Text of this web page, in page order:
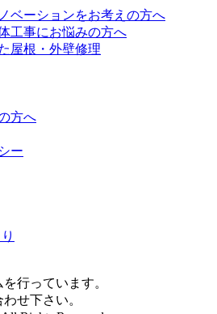
ベーションをお考えの方へ
工事にお悩みの方へ
屋根・外壁修理
方へ
ー
行っています。
せ下さい。